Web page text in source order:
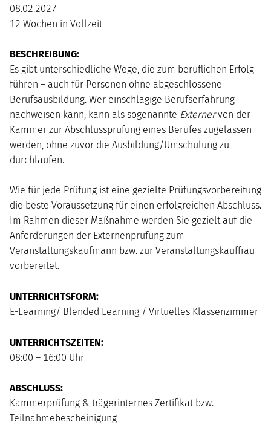
08.02.2027
12 Wochen in Vollzeit
BESCHREIBUNG:
Es gibt unterschiedliche Wege, die zum beruflichen Erfolg
führen – auch für Personen ohne abgeschlossene
Berufsausbildung. Wer einschlägige Berufserfahrung
nachweisen kann, kann als sogenannte Externervon der
Kammer zur Abschlussprüfung eines Berufes zugelassen
werden, ohne zuvor die Ausbildung/Umschulung zu
durchlaufen.
Wie für jede Prüfung ist eine gezielte Prüfungsvorbereitung
die beste Voraussetzung für einen erfolgreichen Abschluss.
Im Rahmen dieser Maßnahme werden Sie gezielt auf die
Anforderungen der Externenprüfung zum
Veranstaltungskaufmann bzw. zur Veranstaltungskauffrau
vorbereitet.
UNTERRICHTSFORM:
E-Learning/ Blended Learning / Virtuelles Klassenzimmer
UNTERRICHTSZEITEN:
08:00 – 16:00 Uhr
ABSCHLUSS:
Kammerprüfung & trägerinternes Zertifikat bzw.
Teilnahmebescheinigung